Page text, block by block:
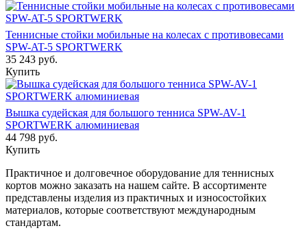
Теннисные стойки мобильные на колесах с противовесами
SPW-AT-5 SPORTWERK
35 243 руб.
Купить
Вышка судейская для большого тенниса SPW-AV-1
SPORTWERK алюминиевая
44 798 руб.
Купить
Практичное и долговечное оборудование для теннисных
кортов можно заказать на нашем сайте. В ассортименте
представлены изделия из практичных и износостойких
материалов, которые соответствуют международным
стандартам.